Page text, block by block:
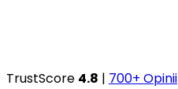
TrustScore 4.8 | 700+ Opinii